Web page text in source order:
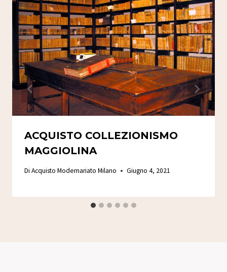
ACQUISTO COLLEZIONISMO
MAGGIOLINA
Di Acquisto Modernariato Milano Giugno 4, 2021